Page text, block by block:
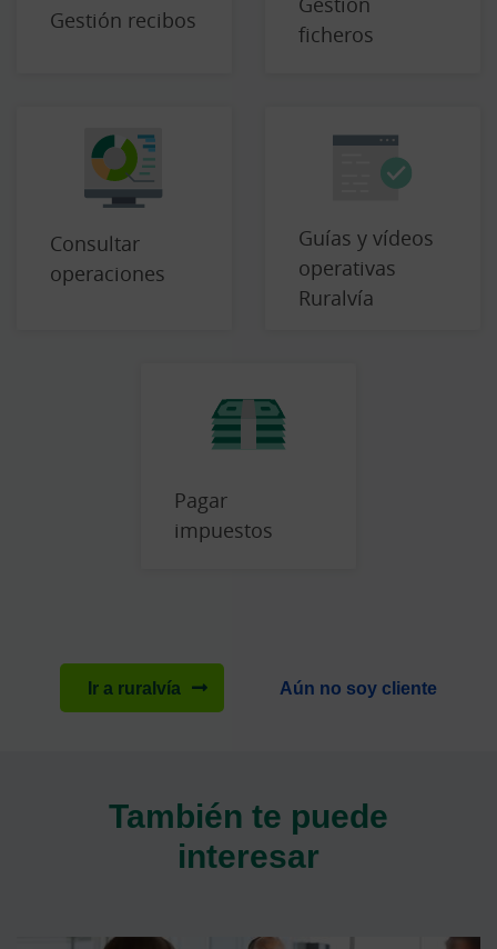
Gestión recibos
ficheros
Consultar
operaciones
Guías y vídeos
operativas
Ruralvía
Pagar
impuestos
Ir a ruralvía Aún no soy cliente
También te puede
interesar